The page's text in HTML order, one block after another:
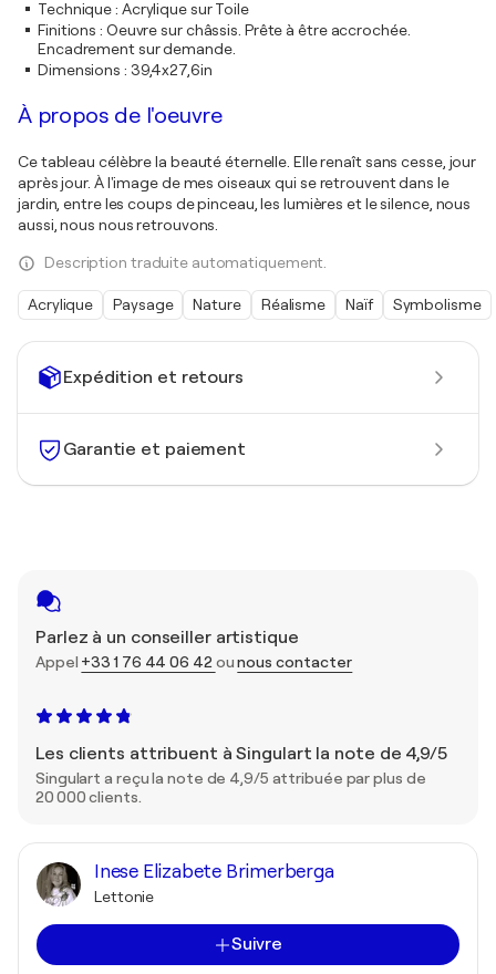
Expédition et retours
Garantie et paiement
Parlez à un conseiller artistique
Appel +33 1 76 44 06 42ounous contacter
Les clients attribuent à Singulart la note de 4,9/5
Singulart a reçu la note de 4,9/5 attribuée par plus de
20 000 clients.
Inese Elizabete Brimerberga
Lettonie
Suivre
Technique: Acrylique sur Toile
Finitions : Oeuvre sur châssis. Prête à être accrochée.
Encadrement sur demande.
Dimensions : 39,4x27,6in
À propos de l'oeuvre
Ce tableau célèbre la beauté éternelle. Elle renaît sans cesse, jour
après jour. À l'image de mes oiseaux qui se retrouvent dans le
jardin, entre les coups de pinceau, les lumières et le silence, nous
aussi, nous nous retrouvons.
Description traduite automatiquement.
Acrylique Paysage Nature Réalisme Naïf Symbolisme